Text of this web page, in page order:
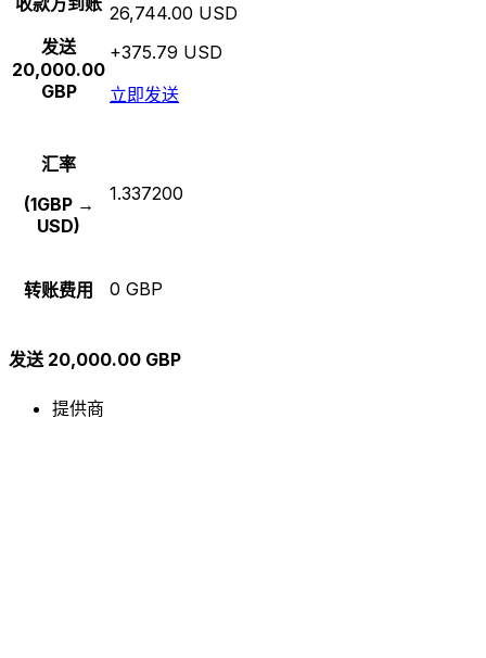
发送
20,000.00
GBP
26,744.00 USD
+375.79 USD
立即发送
汇率
(1GBP →
USD)
1.337200
转账费用 0 GBP
发送 20,000.00 GBP
提供商